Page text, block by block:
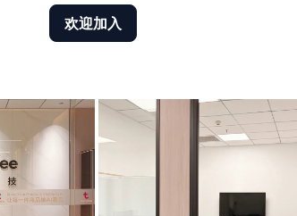
欢迎加入